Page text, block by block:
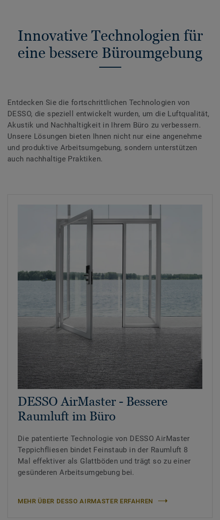
Innovative Technologien für
eine bessere Büroumgebung
Entdecken Sie die fortschrittlichen Technologien von
DESSO, die speziell entwickelt wurden, um die Luftqualität,
Akustik und Nachhaltigkeit in Ihrem Büro zu verbessern.
Unsere Lösungen bieten Ihnen nicht nur eine angenehme
und produktive Arbeitsumgebung, sondern unterstützen
auch nachhaltige Praktiken.
DESSO AirMaster - Bessere
Raumluft im Büro
Die patentierte Technologie von DESSO AirMaster
Teppichfliesen bindet Feinstaub in der Raumluft 8
Mal effektiver als Glattböden und trägt so zu einer
gesünderen Arbeitsumgebung bei.
MEHR ÜBER DESSO AIRMASTER ERFAHREN